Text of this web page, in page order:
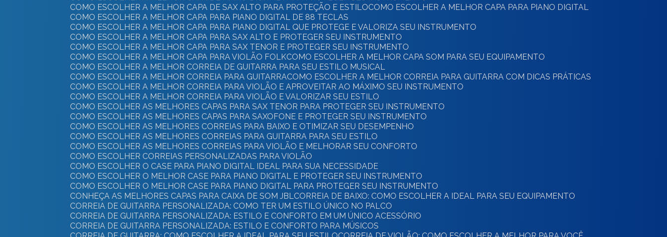
COMO ESCOLHER A MELHOR CAPA DE SAX ALTO PARA PROTEÇÃO E ESTILO
COMO ESCOLHER A MELHOR CAPA PARA PIANO DIGITAL
COMO ESCOLHER A MELHOR CAPA PARA PIANO DIGITAL DE 88 TECLAS
COMO ESCOLHER A MELHOR CAPA PARA PIANO DIGITAL QUE PROTEGE E VALORIZA SEU INSTRUMENTO
COMO ESCOLHER A MELHOR CAPA PARA SAX ALTO E PROTEGER SEU INSTRUMENTO
COMO ESCOLHER A MELHOR CAPA PARA SAX TENOR E PROTEGER SEU INSTRUMENTO
COMO ESCOLHER A MELHOR CAPA PARA VIOLÃO FOLK
COMO ESCOLHER A MELHOR CAPA SOM PARA SEU EQUIPAMENTO
COMO ESCOLHER A MELHOR CORREIA DE GUITARRA PARA SEU ESTILO MUSICAL
COMO ESCOLHER A MELHOR CORREIA PARA GUITARRA
COMO ESCOLHER A MELHOR CORREIA PARA GUITARRA COM DICAS PRÁTICAS
COMO ESCOLHER A MELHOR CORREIA PARA VIOLÃO E APROVEITAR AO MÁXIMO SEU INSTRUMENTO
COMO ESCOLHER A MELHOR CORREIA PARA VIOLÃO E VALORIZAR SEU ESTILO
COMO ESCOLHER AS MELHORES CAPAS PARA SAX TENOR PARA PROTEGER SEU INSTRUMENTO
COMO ESCOLHER AS MELHORES CAPAS PARA SAXOFONE E PROTEGER SEU INSTRUMENTO
COMO ESCOLHER AS MELHORES CORREIAS PARA BAIXO E OTIMIZAR SEU DESEMPENHO
COMO ESCOLHER AS MELHORES CORREIAS PARA GUITARRA PARA SEU ESTILO
COMO ESCOLHER AS MELHORES CORREIAS PARA VIOLÃO E MELHORAR SEU CONFORTO
COMO ESCOLHER CORREIAS PERSONALIZADAS PARA VIOLÃO
COMO ESCOLHER O CASE PARA PIANO DIGITAL IDEAL PARA SUA NECESSIDADE
COMO ESCOLHER O MELHOR CASE PARA PIANO DIGITAL E PROTEGER SEU INSTRUMENTO
COMO ESCOLHER O MELHOR CASE PARA PIANO DIGITAL PARA PROTEGER SEU INSTRUMENTO
CONHEÇA AS MELHORES CAPAS PARA CAIXA DE SOM JBL
CORREIA DE BAIXO: COMO ESCOLHER A IDEAL PARA SEU EQUIPAMENTO
CORREIA DE GUITARRA PERSONALIZADA: COMO TER UM ESTILO ÚNICO NO PALCO
CORREIA DE GUITARRA PERSONALIZADA: ESTILO E CONFORTO EM UM ÚNICO ACESSÓRIO
CORREIA DE GUITARRA PERSONALIZADA: ESTILO E CONFORTO PARA MÚSICOS